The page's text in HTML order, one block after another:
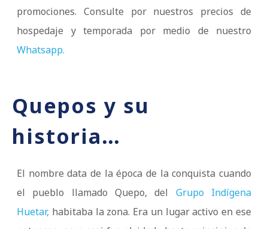
promociones. Consulte por nuestros precios de
hospedaje y temporada por medio de nuestro
Whatsapp.
Quepos y su
historia…
El nombre data de la época de la conquista cuando
el pueblo llamado Quepo, del
Grupo Indígena
Huetar, habitaba la zona. Era un lugar activo en ese